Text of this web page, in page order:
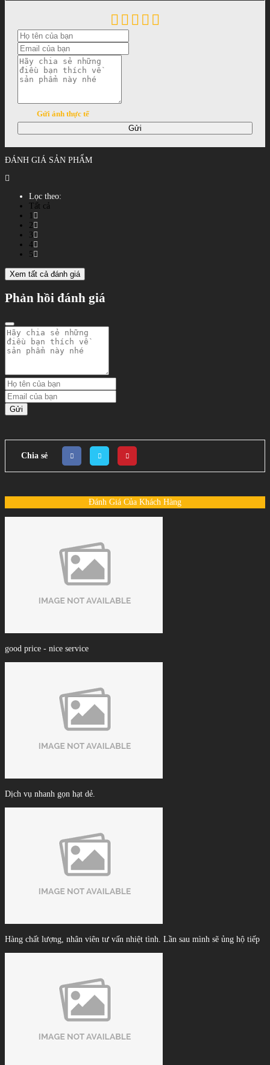
Gửi ảnh thực tế
Gửi
ĐÁNH GIÁ SẢN PHẨM
Lọc theo:
Tất cả
2
3
4
5
Xem tất cả đánh giá
Phản hồi đánh giá
Gửi
Chia sẻ
Đánh Giá Của Khách Hàng
good price - nice service
Dịch vụ nhanh gọn hạt dẻ.
Hàng chất lượng, nhân viên tư vấn nhiệt tình. Lần sau mình sẽ ủng hộ tiếp